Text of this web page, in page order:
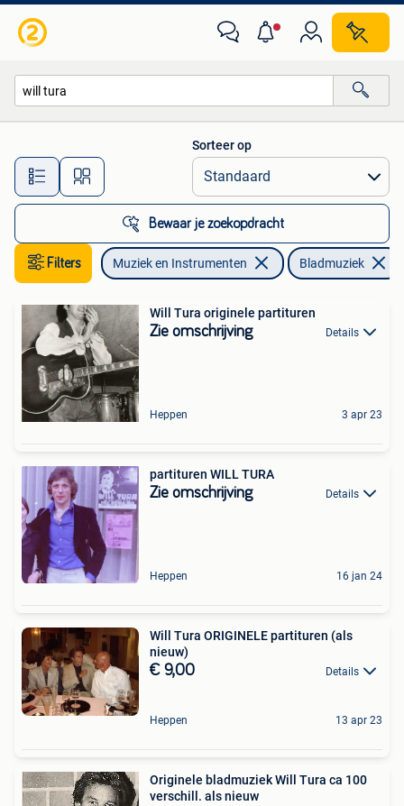
Alle afstanden…
Sorteer op
Bewaar je zoekopdracht
Filters Muziek en Instrumenten Bladmuziek
Will Tura originele partituren
Zie omschrijving Details
Heppen 3 apr 23
partituren WILL TURA
Zie omschrijving Details
Heppen 16 jan 24
Will Tura ORIGINELE partituren (als
nieuw)
€ 9,00 Details
Heppen 13 apr 23
Originele bladmuziek Will Tura ca 100
verschill. als nieuw